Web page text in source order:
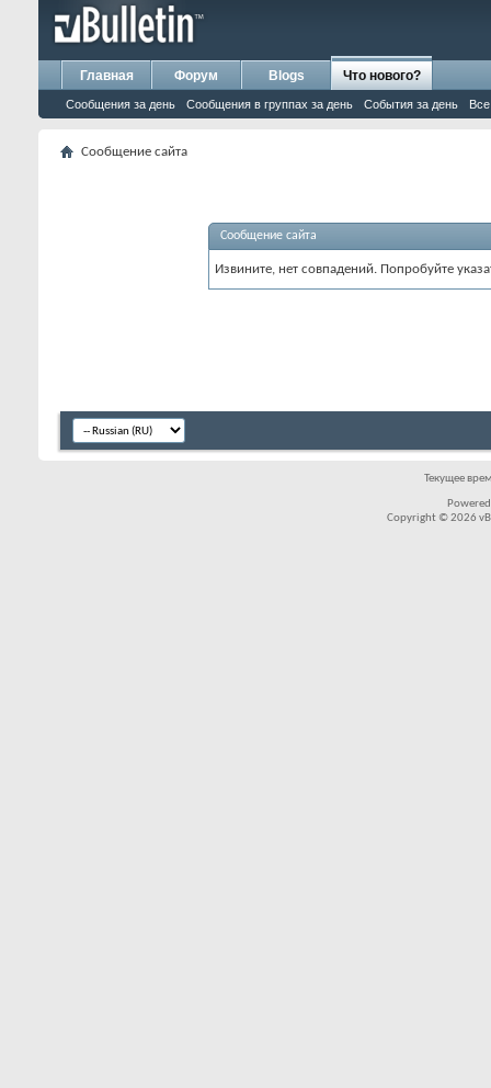
Главная Форум Blogs Что нового?
Сообщения за день Сообщения в группах за день События за день
Сообщение сайта
Сообщение сайта
Извините, нет совпадений. Попробуйте
Текущее
Copyright © 2026